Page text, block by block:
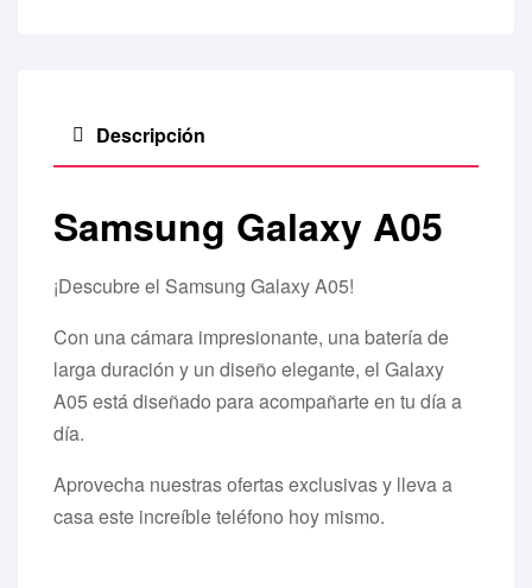
Descripción
Samsung Galaxy A05
¡Descubre el Samsung Galaxy A05!
Con una cámara impresionante, una batería de
larga duración y un diseño elegante, el Galaxy
A05 está diseñado para acompañarte en tu día a
día.
Aprovecha nuestras ofertas exclusivas y lleva a
casa este increíble teléfono hoy mismo.